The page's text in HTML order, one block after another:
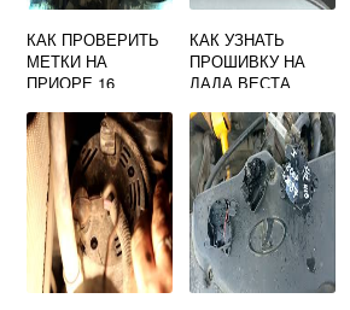
КАК ПРОВЕРИТЬ
МЕТКИ НА
ПРИОРЕ 16
КАК УЗНАТЬ
ПРОШИВКУ НА
ЛАДА ВЕСТА